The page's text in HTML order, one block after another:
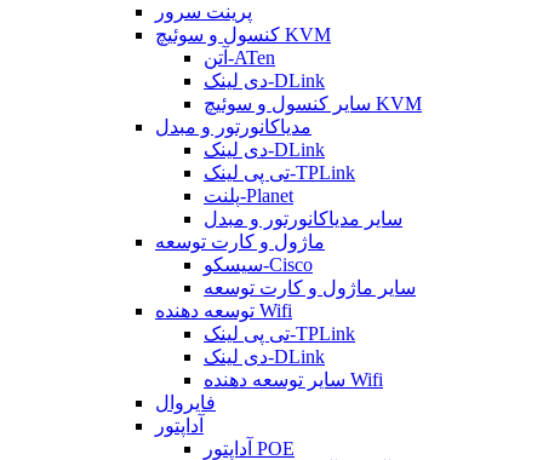
پرینت سرور
کنسول و سوئیچ KVM
آتن-ATen
دی لینک-DLink
سایر کنسول و سوئیچ KVM
مدیاکانورتور و مبدل
دی لینک-DLink
تی پی لینک-TPLink
پلنت-Planet
سایر مدیاکانورتور و مبدل
ماژول و کارت توسعه
سیسکو-Cisco
سایر ماژول و کارت توسعه
توسعه دهنده Wifi
تی پی لینک-TPLink
دی لینک-DLink
سایر توسعه دهنده Wifi
فایروال
آداپتور
آداپتور POE